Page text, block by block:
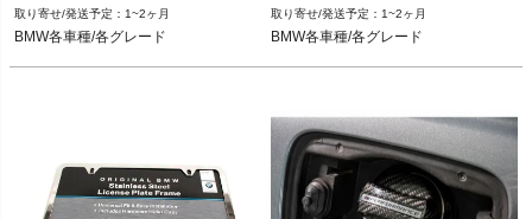
BMW各車種/各グレード
1~2ヶ月
BMW各車種/各グレード
BMW各車種/各グレード
1~2ヶ月
BMW各車種/各グレード